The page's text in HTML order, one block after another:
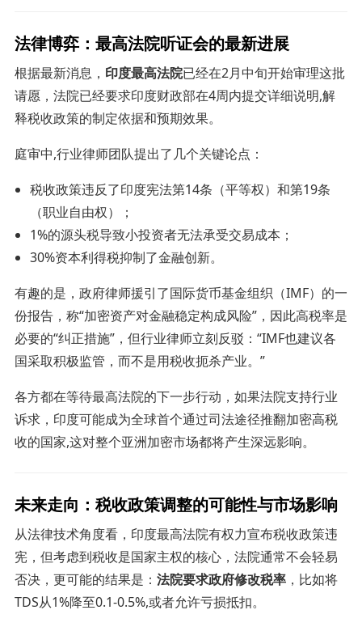
法律博弈：最高法院听证会的最新进展
根据最新消息， 印度最高法院已经在2月中旬开始审理这批
请愿，法院已经要求印度财政部在4周内提交详细说明,解
释税收政策的制定依据和预期效果。
庭审中,行业律师团队提出了几个关键论点：
税收政策违反了印度宪法第14条（平等权）和第19条
（职业自由权）；
1%的源头税导致小投资者无法承受交易成本；
30%资本利得税抑制了金融创新。
有趣的是，政府律师援引了国际货币基金组织（IMF）的一
份报告，称“加密资产对金融稳定构成风险”，因此高税率是
必要的“纠正措施”，但行业律师立刻反驳：“IMF也建议各
国采取积极监管，而不是用税收扼杀产业。”
各方都在等待最高法院的下一步行动，如果法院支持行业
诉求，印度可能成为全球首个通过司法途径推翻加密高税
收的国家,这对整个亚洲加密市场都将产生深远影响。
未来走向：税收政策调整的可能性与市场影响
从法律技术角度看，印度最高法院有权力宣布税收政策违
宪，但考虑到税收是国家主权的核心，法院通常不会轻易
否决，更可能的结果是： 法院要求政府修改税率，比如将
TDS从1%降至0.1-0.5%,或者允许亏损抵扣。